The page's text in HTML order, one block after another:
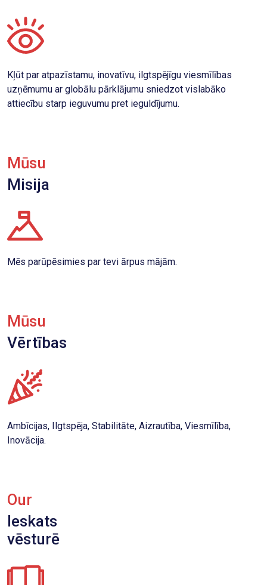
Kļūt par atpazīstamu, inovatīvu, ilgtspējīgu viesmīlības
uzņēmumu ar globālu pārklājumu sniedzot vislabāko
attiecību starp ieguvumu pret ieguldījumu.
Mūsu
Misija
Mēs parūpēsimies par tevi ārpus mājām.
Mūsu
Vērtības
Ambīcijas, Ilgtspēja, Stabilitāte, Aizrautība, Viesmīlība,
Inovācija.
Our
Ieskats
vēsturē